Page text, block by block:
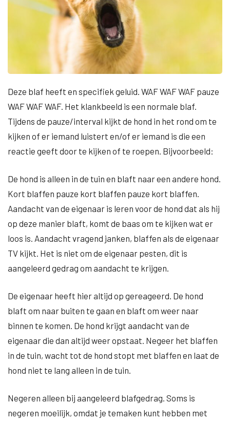
Deze blaf heeft en specifiek geluid. WAF WAF WAF pauze
WAF WAF WAF. Het klankbeeld is een normale blaf.
Tijdens de pauze/interval kijkt de hond in het rond om te
kijken of er iemand luistert en/of er iemand is die een
reactie geeft door te kijken of te roepen. Bijvoorbeeld:
De hond is alleen in de tuin en blaft naar een andere hond.
Kort blaffen pauze kort blaffen pauze kort blaffen.
Aandacht van de eigenaar is leren voor de hond dat als hij
op deze manier blaft, komt de baas om te kijken wat er
loos is. Aandacht vragend janken, blaffen als de eigenaar
TV kijkt. Het is niet om de eigenaar pesten, dit is
aangeleerd gedrag om aandacht te krijgen.
De eigenaar heeft hier altijd op gereageerd. De hond
blaft om naar buiten te gaan en blaft om weer naar
binnen te komen. De hond krijgt aandacht van de
eigenaar die dan altijd weer opstaat. Negeer het blaffen
in de tuin, wacht tot de hond stopt met blaffen en laat de
hond niet te lang alleen in de tuin.
Negeren alleen bij aangeleerd blafgedrag. Soms is
negeren moeilijk, omdat je temaken kunt hebben met